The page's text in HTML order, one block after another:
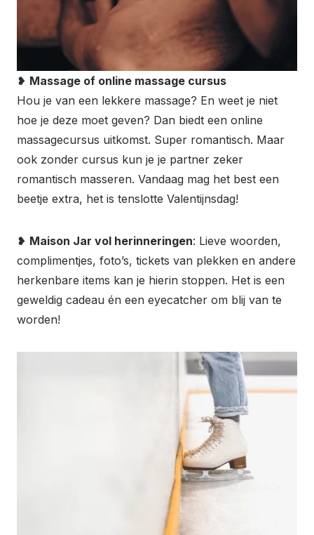
❥ Massage of online massage cursus
Hou je van een lekkere massage? En weet je niet
hoe je deze moet geven? Dan biedt een online
massagecursus uitkomst. Super romantisch. Maar
ook zonder cursus kun je je partner zeker
romantisch masseren. Vandaag mag het best een
beetje extra, het is tenslotte Valentijnsdag!
❥ Maison Jar vol herinneringen: Lieve woorden,
complimentjes, foto’s, tickets van plekken en andere
herkenbare items kan je hierin stoppen. Het is een
geweldig cadeau én een eyecatcher om blij van te
worden!